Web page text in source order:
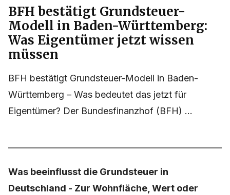
BFH bestätigt Grundsteuer-
Modell in Baden-Württemberg:
Was Eigentümer jetzt wissen
müssen
BFH bestätigt Grundsteuer-Modell in Baden-
Württemberg – Was bedeutet das jetzt für
Eigentümer? Der Bundesfinanzhof (BFH) ...
Was beeinflusst die Grundsteuer in
Deutschland - Zur Wohnfläche, Wert oder